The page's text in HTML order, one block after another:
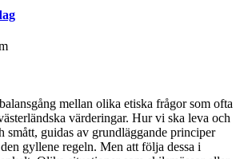
mellan olika etiska frågor som ofta
värderingar. Hur vi ska leva och
smått, guidas av grundläggande principer
gyllene regeln. Men att följa dessa i